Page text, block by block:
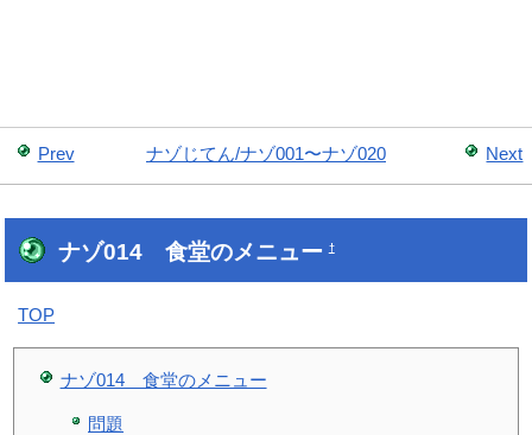
Prev Next
ナゾじてん/ナゾ001〜ナゾ020
ナゾ014 食堂のメニュー†
TOP
ナゾ014 食堂のメニュー
問題